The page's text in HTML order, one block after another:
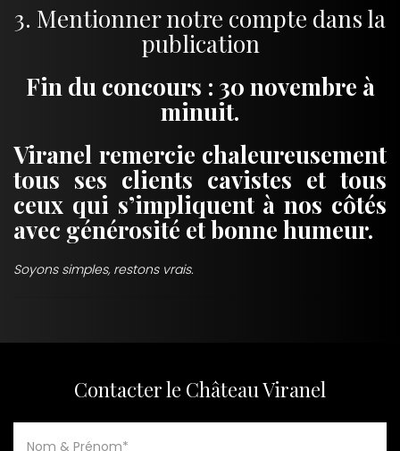
3. Mentionner notre compte dans la
publication
Fin du concours : 30 novembre à
minuit.
Viranel remercie chaleureusement
tous ses clients cavistes et tous
ceux qui s’impliquent à nos côtés
avec générosité et bonne humeur.
Soyons simples, restons vrais.
Contacter le Château Viranel